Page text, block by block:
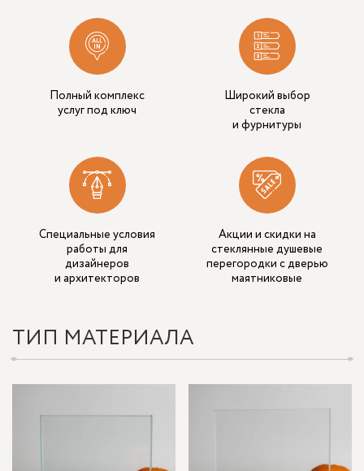
Полный комплекс
услуг под ключ
Широкий выбор
стекла
и фурнитуры
Специальные условия
работы для
дизайнеров
и архитекторов
Акции и скидки на
стеклянные душевые
перегородки с дверью
маятниковые
ТИП МАТЕРИАЛА